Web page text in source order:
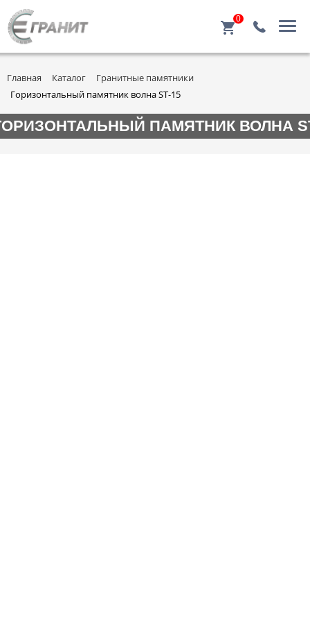
0
Главная Каталог
Гранитные памятники
Горизонтальный памятник волна ST-15
ПАМЯТНИК ВОЛНА